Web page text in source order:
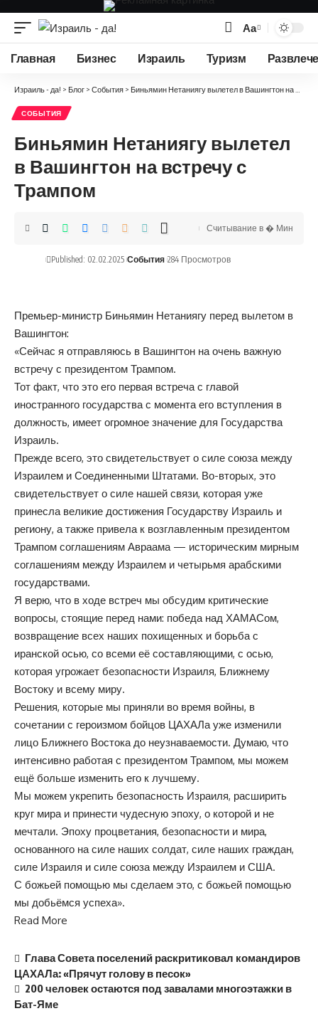
Изменение
размера
Аа
Главная Бизнес Израиль Туризм
Израиль - да! > Блог > События > Биньямин Нетаниягу вылетел в Вашингтон на встречу с Трампом
СОБЫТИЯ
Биньямин Нетаниягу вылетел
в Вашингтон на встречу с
Трампом
Published: 02.02.2025 События 284 Просмотров
Считывание в � Мин
Премьер-министр Биньямин Нетаниягу перед вылетом в
Вашингтон:
«Сейчас я отправляюсь в Вашингтон на очень важную
встречу с президентом Трампом.
Тот факт, что это его первая встреча с главой
иностранного государства с момента его вступления в
должность, имеет огромное значение для Государства
Израиль.
Прежде всего, это свидетельствует о силе союза между
Израилем и Соединенными Штатами. Во-вторых, это
свидетельствует о силе нашей связи, которая уже
принесла великие достижения Государству Израиль и
региону, а также привела к возглавленным президентом
Трампом соглашениям Авраама — историческим мирным
соглашениям между Израилем и четырьмя арабскими
государствами.
Я верю, что в ходе встреч мы обсудим критические
вопросы, стоящие перед нами: победа над ХАМАСом,
возвращение всех наших похищенных и борьба с
иранской осью, со всеми её составляющими, с осью,
которая угрожает безопасности Израиля, Ближнему
Востоку и всему миру.
Решения, которые мы приняли во время войны, в
сочетании с героизмом бойцов ЦАХАЛа уже изменили
лицо Ближнего Востока до неузнаваемости. Думаю, что
интенсивно работая с президентом Трампом, мы можем
ещё больше изменить его к лучшему.
Мы можем укрепить безопасность Израиля, расширить
круг мира и принести чудесную эпоху, о которой и не
мечтали. Эпоху процветания, безопасности и мира,
основанного на силе наших солдат, силе наших граждан,
силе Израиля и силе союза между Израилем и США.
С божьей помощью мы сделаем это, с божьей помощью
мы добьёмся успеха».
Read More
Глава Совета поселений раскритиковал командиров
ЦАХАЛа: «Прячут голову в песок»
200 человек остаются под завалами многоэтажки в
Бат-Яме